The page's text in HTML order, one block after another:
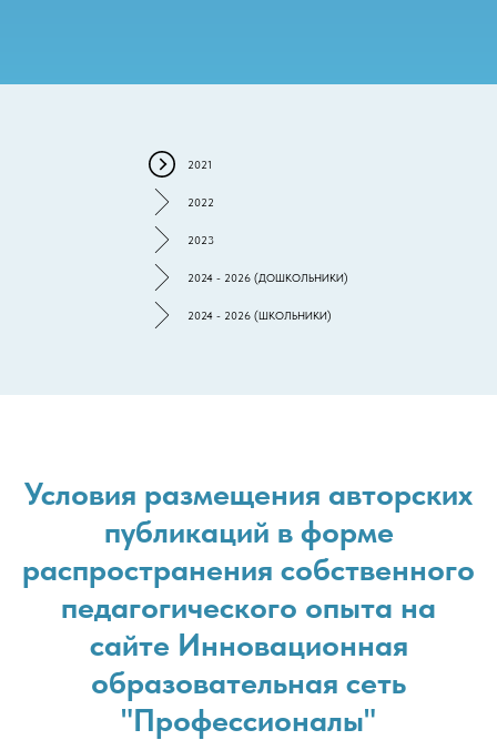
2021
2022
2023
2024 - 2026 (ДОШКОЛЬНИКИ)
2024 - 2026 (ШКОЛЬНИКИ)
Условия размещения авторских
публикаций в форме
распространения собственного
педагогического опыта на
сайте Инновационная
образовательная сеть
"Профессионалы"